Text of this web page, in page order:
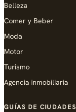
Belleza
Comer y Beber
Moda
Motor
Turismo
Agencia inmobiliaria
GUÍAS DE CIUDADES